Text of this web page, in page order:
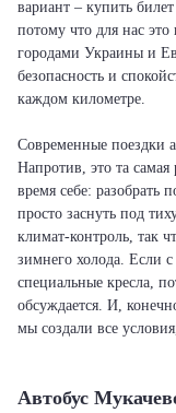
вариант – купить
потому что для нас
городами Украины и
безопасность и
каждом километре.
Современные поездки
Напротив, это та самая
время себе: разобрать
просто заснуть под
климат-контроль, так
зимнего холода. Если
специальные кресла,
обсуждается. И,
мы создали все
Автобус